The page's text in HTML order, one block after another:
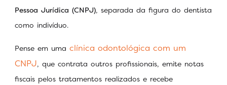
Pessoa Jurídica (CNPJ), separada da figura do dentista
como indivíduo.
Pense em uma clínica odontológica com um
CNPJ, que contrata outros profissionais, emite notas
fiscais pelos tratamentos realizados e recebe